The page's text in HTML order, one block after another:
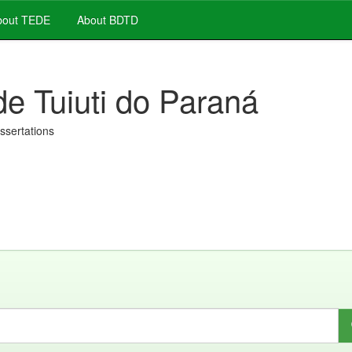
TEDE About BDTD
Tuiuti do Paraná